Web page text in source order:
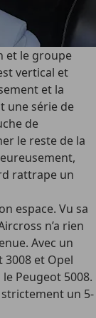
et le groupe
vertical et
et la
une série de
de
le reste de la
rattrape un
espace. Vu sa
n’a rien
Avec un
3008 et Opel
Peugeot 5008.
un 5-